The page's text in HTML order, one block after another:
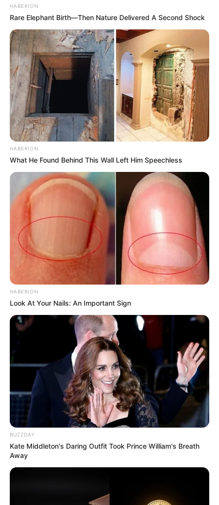
HABERION
Rare Elephant Birth—Then Nature Delivered A Second Shock
HABERION
What He Found Behind This Wall Left Him Speechless
HABERION
Look At Your Nails: An Important Sign
BUZZDAY
Kate Middleton's Daring Outfit Took Prince William's Breath
Away